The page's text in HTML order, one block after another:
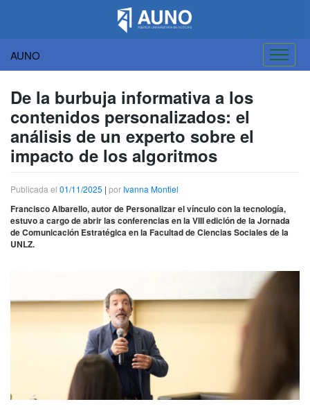
AUNO
contenido
De la burbuja informativa a los
contenidos personalizados: el
análisis de un experto sobre el
impacto de los algoritmos
Publicada el 01/11/2025 | por Ivanna Montiel
Francisco Albarello, autor de Personalizar el vínculo con la tecnología,
estuvo a cargo de abrir las conferencias en la VIII edición de la Jornada
de Comunicación Estratégica en la Facultad de Ciencias Sociales de la
UNLZ.